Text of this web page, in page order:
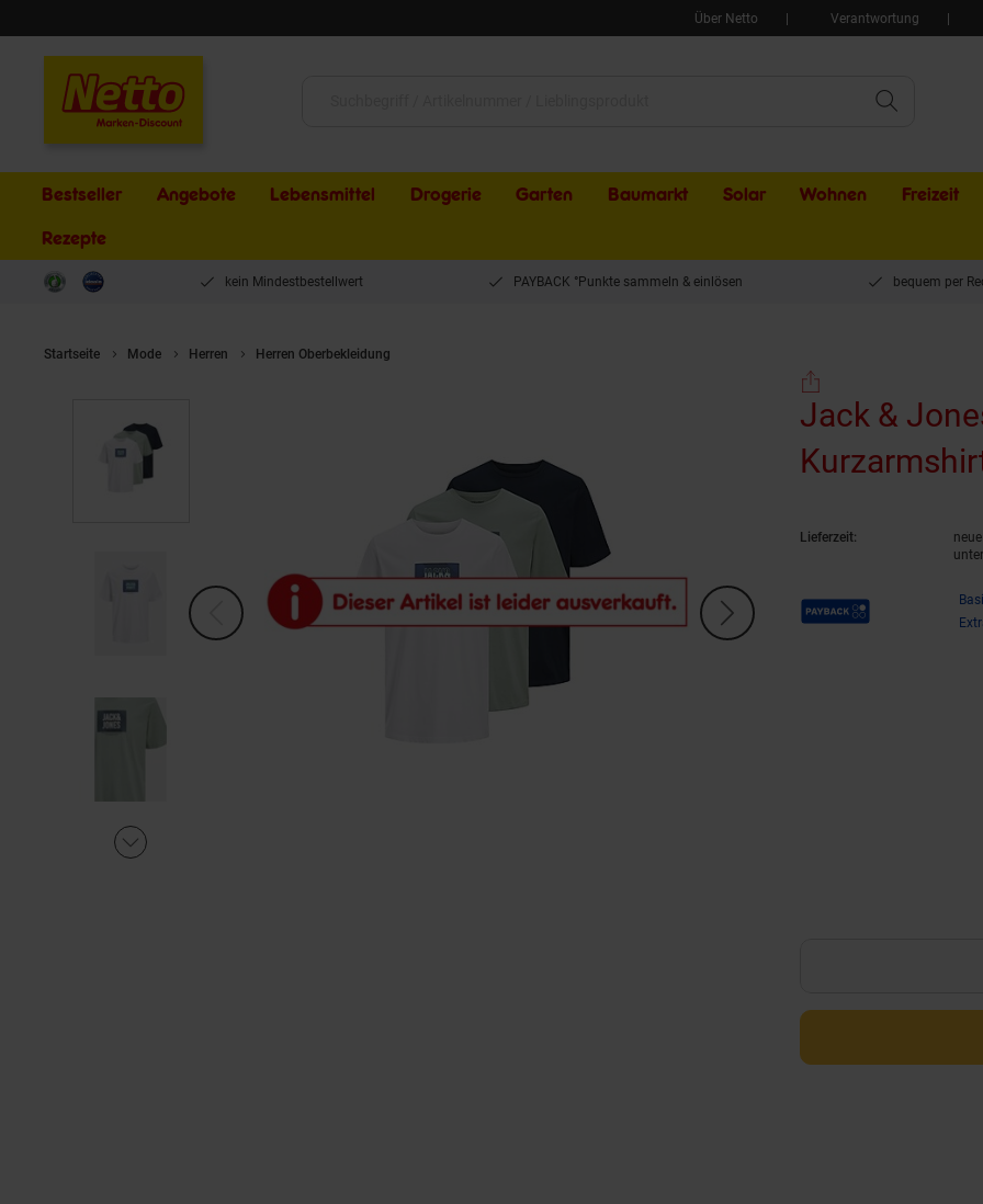
Über Netto Verantwortung
Bestseller Angebote Lebensmittel Drogerie Garten Baumarkt Solar Wohnen
Freizeit
Rezepte
kein Mindestbestellwert PAYBACK °Punkte sammeln & einlösen bequem per
Startseite Mode Herren Herren Oberbekleidung
Jack &
Lieferzeit:
Payback Punkte